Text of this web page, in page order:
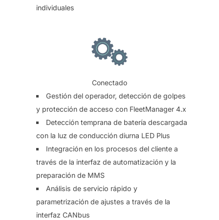
individuales
Conectado
Gestión del operador, detección de golpes
y protección de acceso con FleetManager 4.x
Detección temprana de batería descargada
con la luz de conducción diurna LED Plus
Integración en los procesos del cliente a
través de la interfaz de automatización y la
preparación de MMS
Análisis de servicio rápido y
parametrización de ajustes a través de la
interfaz CANbus